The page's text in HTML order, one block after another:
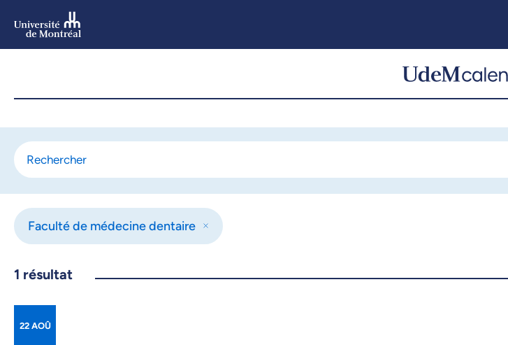
Faculté de médecine dentaire
1 résultat
22 AOÛ